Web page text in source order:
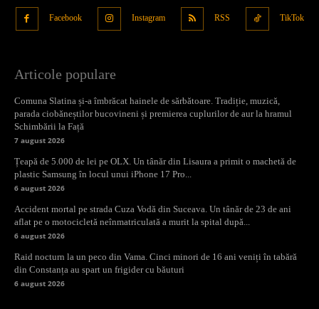
Facebook Instagram RSS TikTok
Articole populare
Comuna Slatina și-a îmbrăcat hainele de sărbătoare. Tradiție, muzică,
parada ciobăneștilor bucovineni și premierea cuplurilor de aur la hramul
Schimbării la Față
7 august 2026
Țeapă de 5.000 de lei pe OLX. Un tânăr din Lisaura a primit o machetă de
plastic Samsung în locul unui iPhone 17 Pro...
6 august 2026
Accident mortal pe strada Cuza Vodă din Suceava. Un tânăr de 23 de ani
aflat pe o motocicletă neînmatriculată a murit la spital după...
6 august 2026
Raid nocturn la un peco din Vama. Cinci minori de 16 ani veniți în tabără
din Constanța au spart un frigider cu băuturi
6 august 2026